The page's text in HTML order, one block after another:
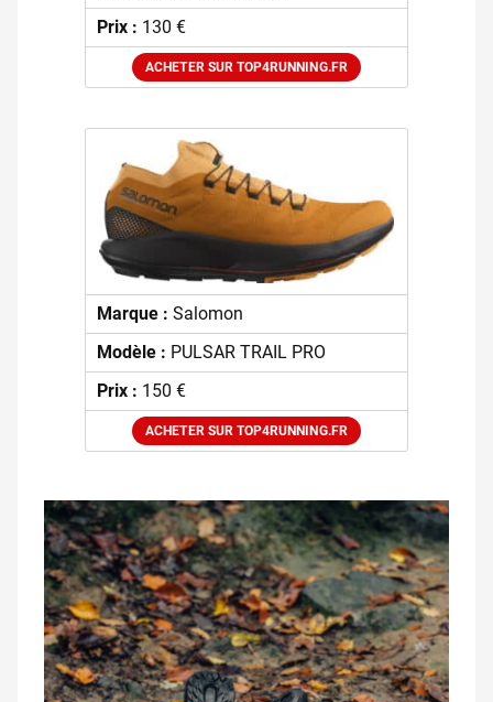
Prix : 130 €
ACHETER SUR TOP4RUNNING.FR
Marque : Salomon
Modèle : PULSAR TRAIL PRO
Prix : 150 €
ACHETER SUR TOP4RUNNING.FR